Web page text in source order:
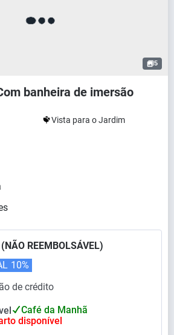
5
banheira de imersão
Vista para o Jardim
REEMBOLSÁVEL)
de crédito
10%
Café da Manhã
disponível